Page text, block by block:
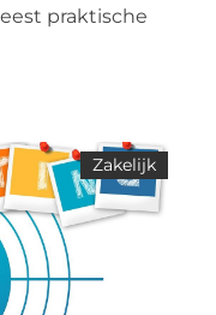
praktische
Zakelijk